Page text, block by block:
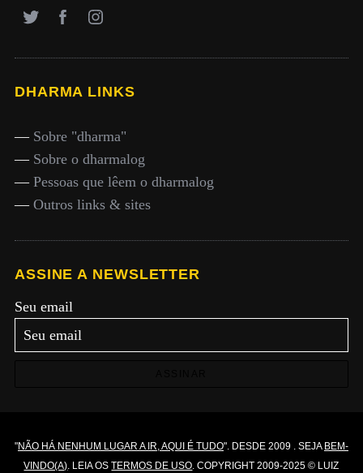
DHARMA LINKS
— Sobre "dharma"
— Sobre o dharmalog
— Pessoas que lêem o dharmalog
— Outros links & sites
ASSINE A NEWSLETTER
Seu email
"NÃO HÁ NENHUM LUGAR A IR, AQUI É TUDO". DESDE 2009 . SEJA BEM-
VINDO(A) . LEIA OSTERMOS DE USO . COPYRIGHT 2009-2025 © LUIZ